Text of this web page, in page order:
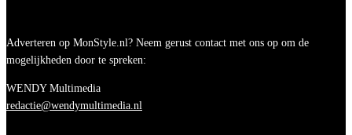
Adverteren op MonStyle.nl? Neem gerust contact met ons op om de
mogelijkheden door te spreken:
WENDY Multimedia
redactie@wendymultimedia.nl